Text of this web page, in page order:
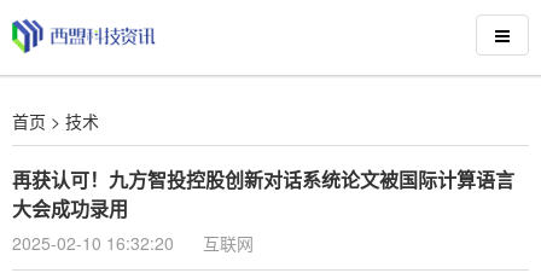
首页 > 技术
再获认可！九方智投控股创新对话系统论文被国际计算语言
大会成功录用
2025-02-10 16:32:20 互联网